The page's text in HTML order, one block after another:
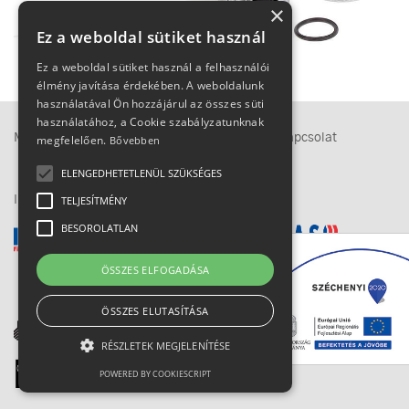
Megközelítés Adatkezelési tájékoztató Kapcsolat
IMEX-csoport
×
Ez a weboldal sütiket használ
Ez a weboldal sütiket használ a felhasználói
élmény javítása érdekében. A weboldalunk
használatával Ön hozzájárul az összes süti
használatához, a Cookie szabályzatunknak
megfelelően. Bővebben
ELENGEDHETETLENÜL SZÜKSÉGES
TELJESÍTMÉNY
BESOROLATLAN
ÖSSZES ELFOGADÁSA
ÖSSZES ELUTASÍTÁSA
RÉSZLETEK MEGJELENÍTÉSE
POWERED BY COOKIESCRIPT